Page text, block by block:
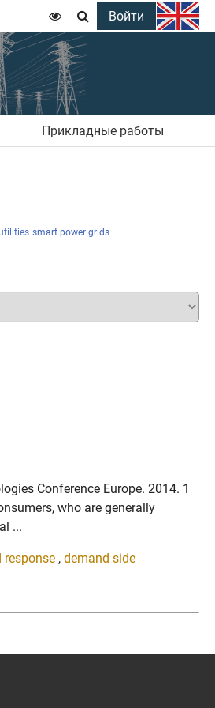
  Войти
Прикладные работы
smart power grids
Conference Europe. 2014. 1
who are generally
...
response , demand side